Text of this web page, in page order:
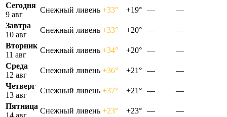
Сегодня
9 авг
Снежный ливень +33° +19° —
—
Завтра
10 авг
Снежный ливень +33° +20° —
—
Вторник
11 авг
Снежный ливень +34° +20° —
—
Среда
12 авг
Снежный ливень +36° +21° —
—
Четверг
13 авг
Снежный ливень +37° +21° —
—
Пятница
14 авг
Снежный ливень +23° +23° — —